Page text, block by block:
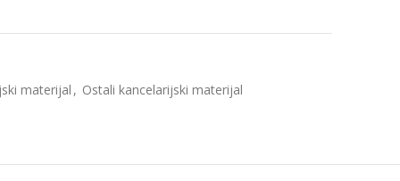
materijal , Ostali kancelarijski materijal